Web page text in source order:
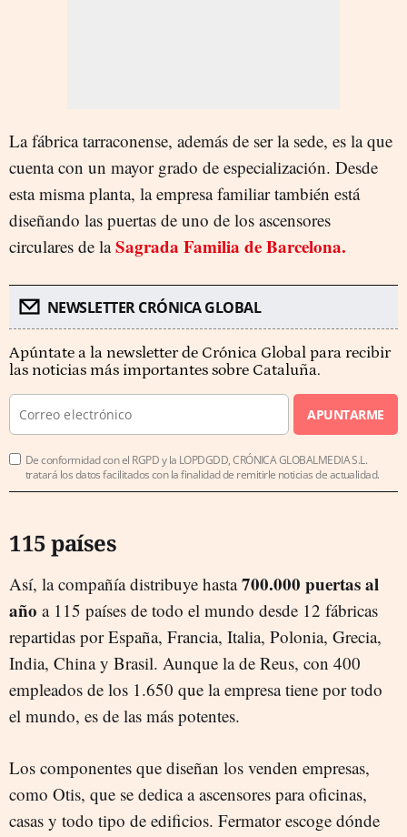
La fábrica tarraconense, además de ser la sede, es la que
cuenta con un mayor grado de especialización. Desde
esta misma planta, la empresa familiar también está
diseñando las puertas de uno de los ascensores
circulares de laSagrada Familia de Barcelona.
NEWSLETTER CRÓNICA GLOBAL
Apúntate a la newsletter de Crónica Global para recibir
las noticias más importantes sobre Cataluña.
APUNTARME
De conformidad con el RGPD y la LOPDGDD, CRÓNICA GLOBALMEDIA S.L.
tratará los datos facilitados con la finalidad de remitirle noticias de actualidad.
115 países
Así, la compañía distribuye hasta700.000 puertas al
año a 115 países de todo el mundo desde 12 fábricas
repartidas por España, Francia, Italia, Polonia, Grecia,
India, China y Brasil. Aunque la de Reus, con 400
empleados de los 1.650 que la empresa tiene por todo
el mundo, es de las más potentes.
Los componentes que diseñan los venden empresas,
como Otis, que se dedica a ascensores para oficinas,
casas y todo tipo de edificios. Fermator escoge dónde